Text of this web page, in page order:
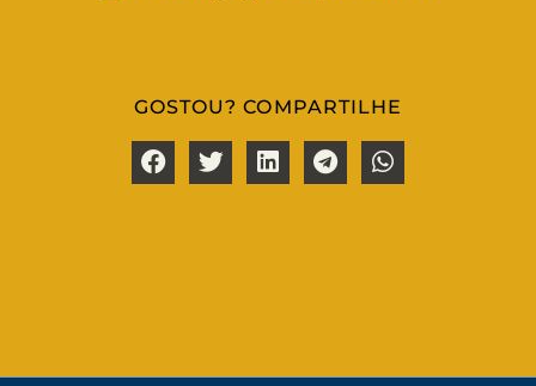
GOSTOU? COMPARTILHE